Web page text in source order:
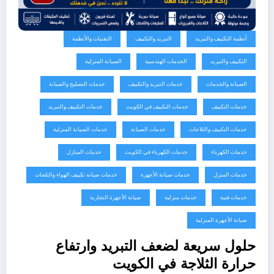
أنظمة التكييف والتبريد التبريد والتكييف التقنيات والأنظمة
التكييف والتبريد الخدمات الهندسية الصيانة المنزلية
الصيانة والخدمات خدمات التبريد والتكييف خدمات التصليح والصيانة
خدمات التكييف خدمات التكييف في الكويت خدمات التكييف والتبريد
خدمات التكييف والثلاجات خدمات الصيانة خدمات الصيانة المنزلية
خدمات الكهرباء خدمات الكهرباء في الكويت خدمات المنازل
خدمات المنزل خدمات صيانة الأجهزة خدمات صيانة تكييف الهواء والثلجات
خدمات فنية خدمات منزلية صيانة الأجهزة التجارية
صيانة الأجهزة المنزلية
حلول سريعة لضعف التبريد وارتفاع
حرارة الثلاجة في الكويت